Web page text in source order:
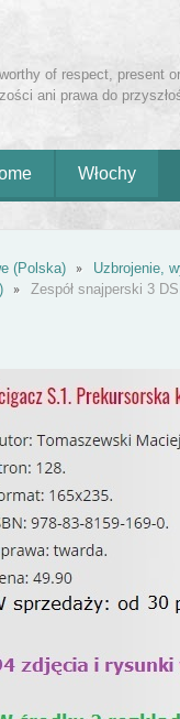
of respect, present
ani prawa do
Włochy
(Polska)
Uzbrojenie,
Zespół snajperski 3